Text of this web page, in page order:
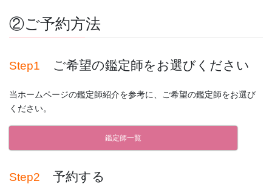
②ご予約方法
Step1 ご希望の鑑定師をお選びください
当ホームページの鑑定師紹介を参考に、ご希望の鑑定師をお選び
ください。
鑑定師一覧
Step2 予約する